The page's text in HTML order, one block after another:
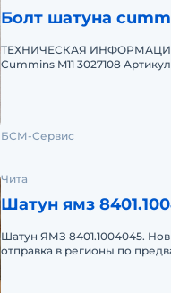
Болт шатуна
ТЕХНИЧЕСКАЯ ИНФОРМАЦИЯ
Cummins M11 3027108
БСМ-Сервис
Чита
Шатун ямз
Шатун ЯМЗ 8401.1004045. Новые
отправка в регионы по